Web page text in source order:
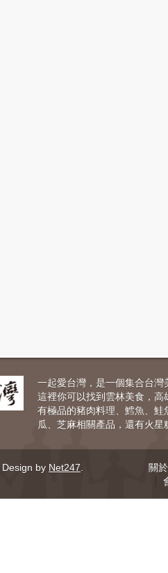
一起愛台灣，是一個集合台
這裡你可以找到雲林美食，
有極品的豬肉料理、鱈魚、
瓜、芝麻相關產品，還有火
Design by Net247
關